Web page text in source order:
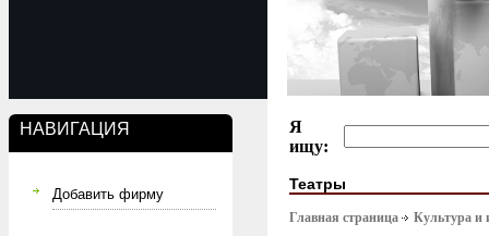
НАВИГАЦИЯ
Добавить фирму
Я
ищу:
Театры
Главная страница Культура и